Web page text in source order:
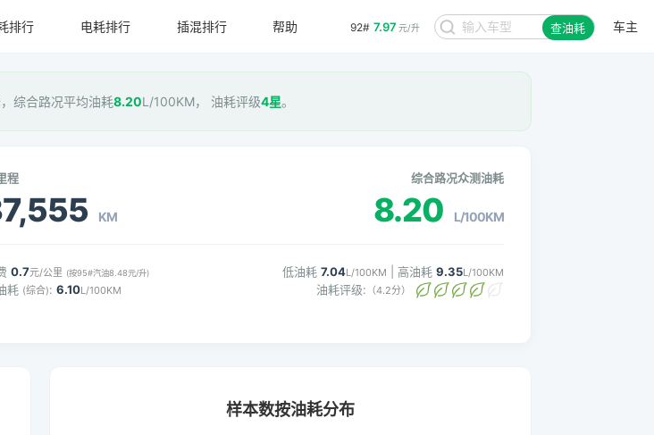
95# 8.48 元/升 查油耗 车主
排行 电耗排行 插混排行 帮助
综合路况平均油耗8.20L/100KM， 油耗评级4星。
程
KM
综合路况众测油耗
8.20 L/100KM
0.7元/公里 (按95#汽油8.48元/升)
耗 (综合): 6.10L/100KM
低油耗 7.04L/100KM | 高油耗 9.35L/100KM
油耗评级: （4.2分）